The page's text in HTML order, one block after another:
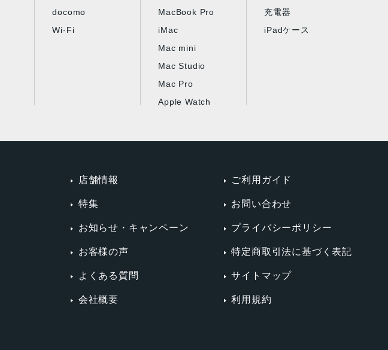
docomo
Wi-Fi
MacBook Pro
iMac
Mac mini
Mac Studio
Mac Pro
Apple Watch
充電器
iPadケース
店舗情報
特集
お知らせ・キャンペーン
お客様の声
よくある質問
会社概要
ご利用ガイド
お問い合わせ
プライバシーポリシー
特定商取引法に基づく表記
サイトマップ
利用規約